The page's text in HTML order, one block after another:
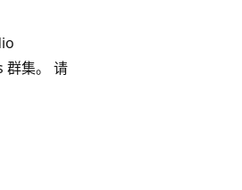
群集。 请